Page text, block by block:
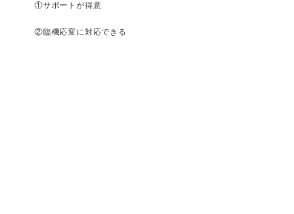
①サポートが得意
②臨機応変に対応できる